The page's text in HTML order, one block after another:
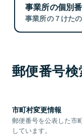
事業所の個別
事業所の７けた
郵便番号
市町村変更情報
郵便番号を公表した市
しています。